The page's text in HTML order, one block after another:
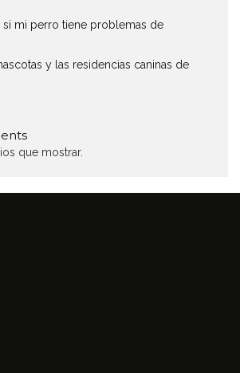
si mi perro tiene problemas de
y las residencias caninas de
que mostrar.